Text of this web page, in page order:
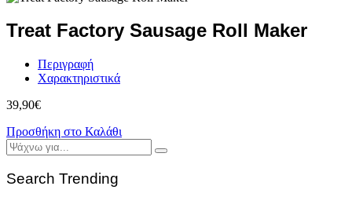
Treat Factory Sausage Roll Maker
Περιγραφή
Χαρακτηριστικά
39,90€
Προσθήκη στο Καλάθι
Search Trending